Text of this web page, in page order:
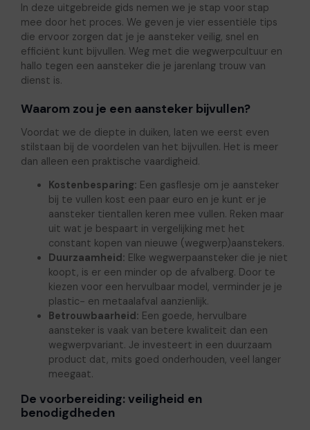
In deze uitgebreide gids nemen we je stap voor stap
mee door het proces. We geven je vier essentiële tips
die ervoor zorgen dat je je aansteker veilig, snel en
efficiënt kunt bijvullen. Weg met die wegwerpcultuur en
hallo tegen een aansteker die je jarenlang trouw van
dienst is.
Waarom zou je een aansteker bijvullen?
Voordat we de diepte in duiken, laten we eerst even
stilstaan bij de voordelen van het bijvullen. Het is meer
dan alleen een praktische vaardigheid.
Kostenbesparing: Een gasflesje om je aansteker
bij te vullen kost een paar euro en je kunt er je
aansteker tientallen keren mee vullen. Reken maar
uit wat je bespaart in vergelijking met het
constant kopen van nieuwe (wegwerp)aanstekers.
Duurzaamheid: Elke wegwerpaansteker die je niet
koopt, is er een minder op de afvalberg. Door te
kiezen voor een hervulbaar model, verminder je je
plastic- en metaalafval aanzienlijk.
Betrouwbaarheid: Een goede, hervulbare
aansteker is vaak van betere kwaliteit dan een
wegwerpvariant. Je investeert in een duurzaam
product dat, mits goed onderhouden, veel langer
meegaat.
De voorbereiding: veiligheid en
benodigdheden